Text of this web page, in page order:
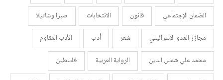
الضمان الإجتماعي
قانون الانتخابات
صبرا وشاتيلا
مجازر العدو الإسرائيلي
شعر أدب
الأدب المقاوم
محمد علي شمس الدين
الرواية العربية
فلسطين